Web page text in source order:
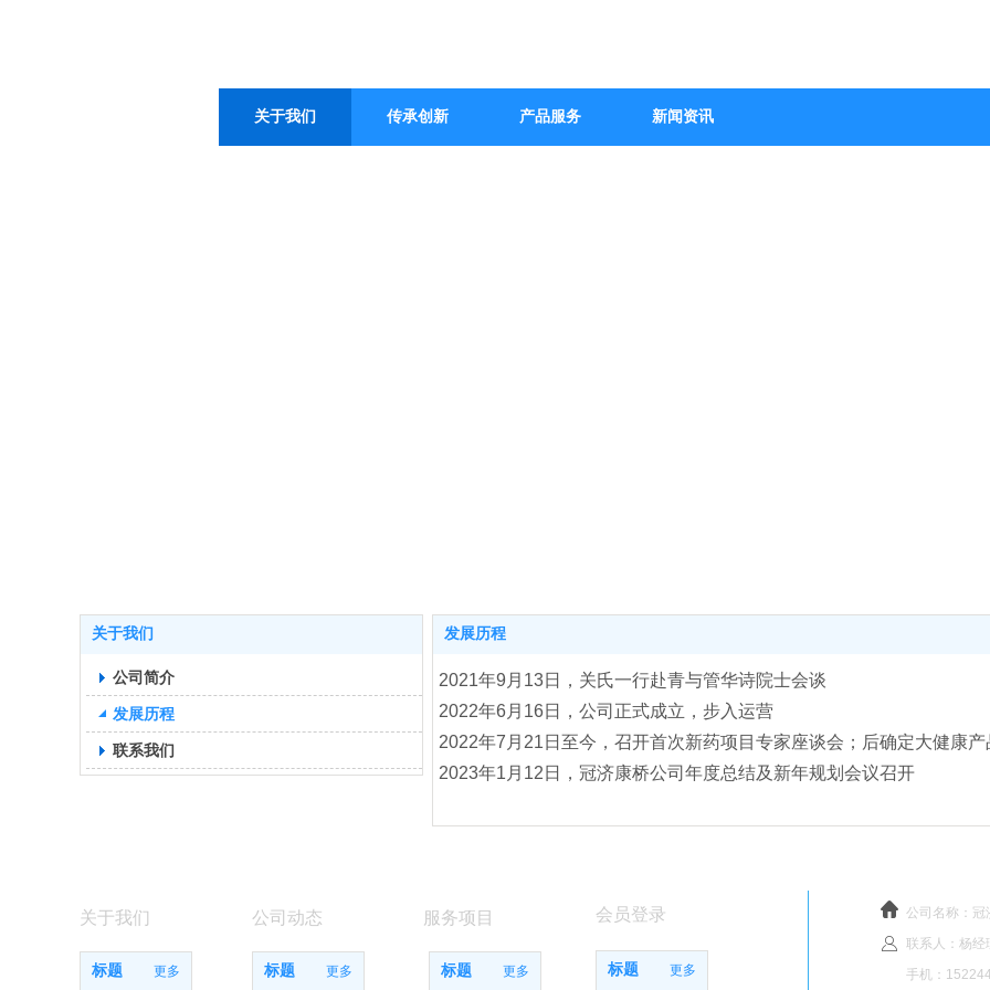
关于我们 传承创新 产品服务 新闻资讯
关于我们
公司简介
发展历程
联系我们
发展历程
2021年9月13日，关氏一行赴青与管华诗院士会谈
2022年6月16日，公司正式成立，步入运营
2022年7月21日至今，召开首次新药项目专家座谈会；后确定大健康
2023年1月12日，冠济康桥公司年度总结及新年规划会议召开
标题 更多 标题 更多 标题 更多 标题 更多
关于我们 公司动态 服务项目 会员登录
公司名称：冠
联系人：杨经
手机：